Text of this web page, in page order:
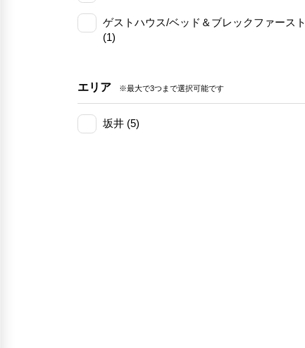
ゲストハウス/ベッド＆ブレックファースト
(1)
エリア ※最大で3つまで選択可能です
坂井 (5)